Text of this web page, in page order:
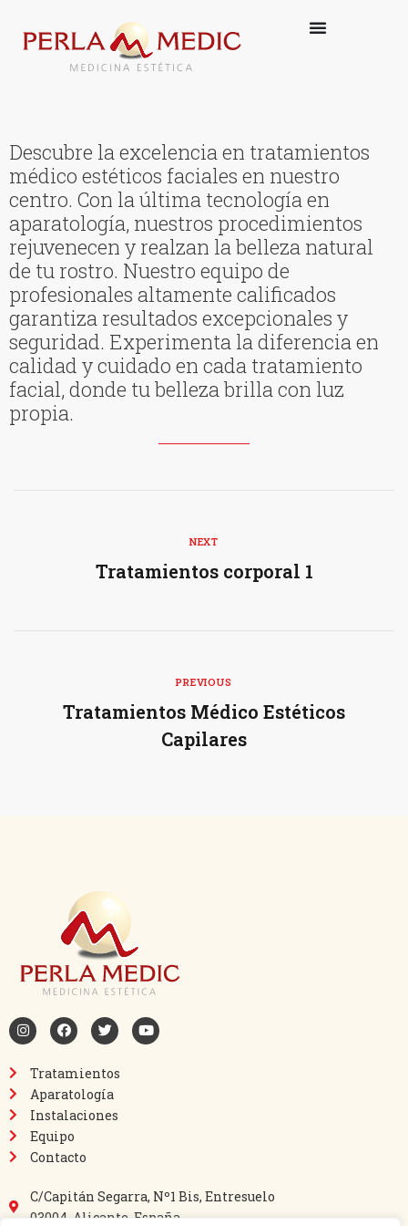
Descubre la excelencia en tratamientos
médico estéticos faciales en nuestro
centro. Con la última tecnología en
aparatología, nuestros procedimientos
rejuvenecen y realzan la belleza natural
de tu rostro. Nuestro equipo de
profesionales altamente calificados
garantiza resultados excepcionales y
seguridad. Experimenta la diferencia en
calidad y cuidado en cada tratamiento
facial, donde tu belleza brilla con luz
propia.
NEXT
Tratamientos corporal 1
PREVIOUS
Tratamientos Médico Estéticos
Capilares
Tratamientos
Aparatología
Instalaciones
Equipo
Contacto
C/Capitán Segarra, Nº1 Bis, Entresuelo
03004, Alicante, España